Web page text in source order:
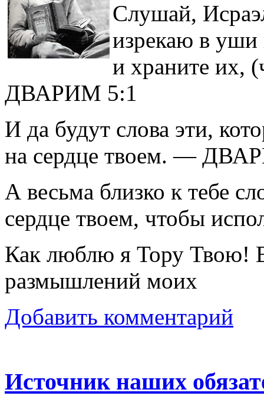
Слушай,
изрекаю в уши
и храните их,
ДВАРИМ 5:1
И да будут слова эти,
на сердце твоем. —
А весьма близко к тебе
сердце твоем, чтобы
Как люблю я Тору Твою!
размышлений моих
Добавить комментарий
Источник наших